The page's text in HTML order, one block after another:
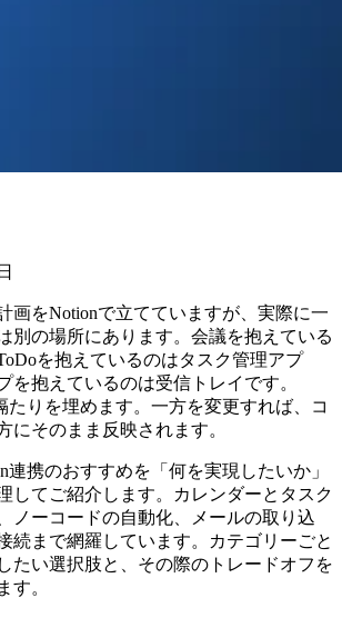
画をNotionで立てていますが、実際に一
別の場所にあります。会議を抱えている
を抱えているのはタスク管理アプ
を抱えているのは受信トレイです。
たりを埋めます。一方を変更すれば、コ
にそのまま反映されます。
連携のおすすめを「何を実現したいか」
してご紹介します。カレンダーとタスク
ノーコードの自動化、メールの取り込
続まで網羅しています。カテゴリーごと
たい選択肢と、その際のトレードオフを
す。